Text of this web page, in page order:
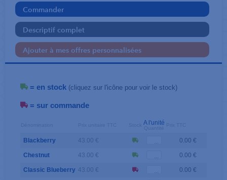
Commander
Descriptif complet
Ajouter à mes offres personnalisées
= en stock (cliquez sur l'icône pour voir le stock)
= sur commande
A l'unité
Blackberry 43.00 € 0.00 €
Chestnut 43.00 € 0.00 €
Classic Blueberry 43.00 € 0.00 €